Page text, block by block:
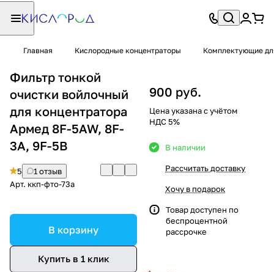
Главная Кислородные концентраторы Комплектующие
Фильтр тонкой
очистки войлочный
для концентратора
Армед 8F-5AW, 8F-
3A, 9F-5B
5
1 отзыв
Арт. ккп-фто-73а
В корзину
Купить в 1 клик
900 руб.
Цена указана с учётом
НДС 5%
В наличии
Рассчитать доставку
Хочу в подарок
Товар доступен по
беспроцентной
рассрочке